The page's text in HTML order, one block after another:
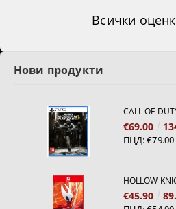
Всички
Нови продукти
€69.00
ПЦД:€79.00
€45.90